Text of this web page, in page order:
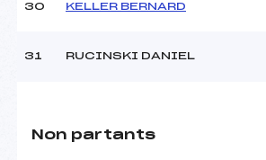
30 KELLER BERNARD
31 RUCINSKI DANIEL
Non partants